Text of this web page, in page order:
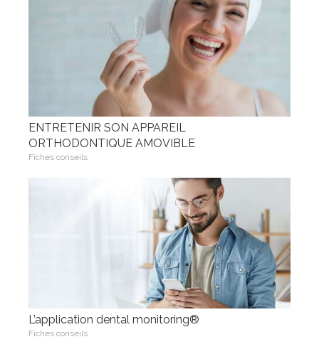
ENTRETENIR SON APPAREIL
ORTHODONTIQUE AMOVIBLE
Fiches conseils
L’application dental monitoring®
Fiches conseils